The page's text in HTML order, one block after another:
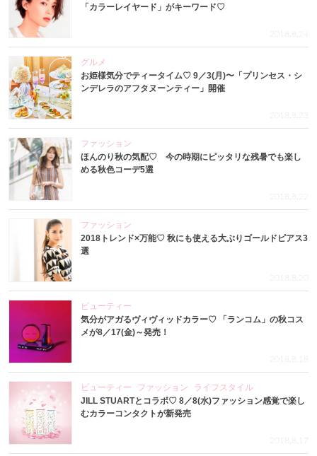
「カラーレイヤード」がキーワード♡
2018.8.24
グルメ
お姫様気分でティータイム♡ 9／3(月)〜「プリンセス・シ
ンデレラのアフタヌーンティー」開催
2018.8.23
ファッション
ほんのり秋の気配♡ 今の時期にピッタリな残暑でも楽し
める秋色コーデ5選
2018.8.22
ファッション
2018トレンド×万能♡ 秋にも使える大ぶりゴールドピアス3
選
2018.8.20
ビューティー
気分がアガるヴィヴィッドカラー♡ 「ランコム」の秋コス
メが8／17(金)～発売！
2018.8.18
ビューティー ファッション
ライフスタイル
JILL STUARTとコラボ♡ 8／8(水)ファッション感覚で楽し
むカラーコンタクトが新発売
2018.8.17